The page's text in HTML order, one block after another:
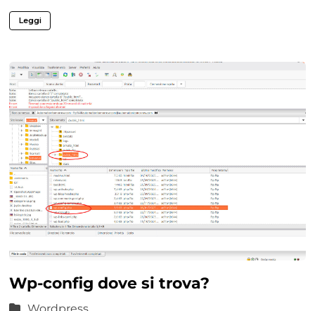
Leggi
Wp-config dove si trova?